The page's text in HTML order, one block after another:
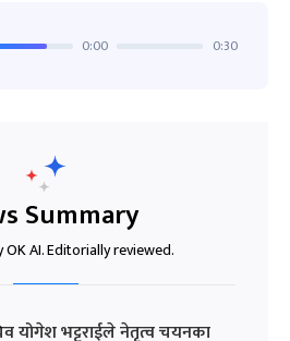
0:00 0:30
Summary
AI. Editorially reviewed.
योगेश भट्टराईले नेतृत्व चयनका